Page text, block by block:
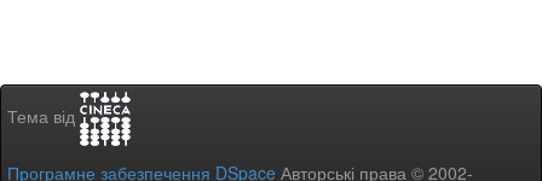
Тема від
Програмне забезпечення DSpace Авторські права © 2002-